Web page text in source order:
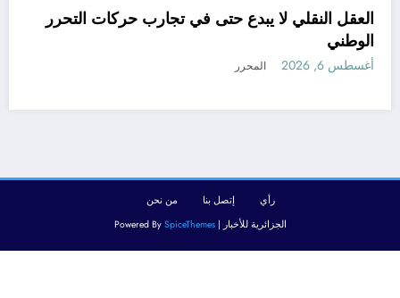
العقل النقلي لا يبدع حتى في